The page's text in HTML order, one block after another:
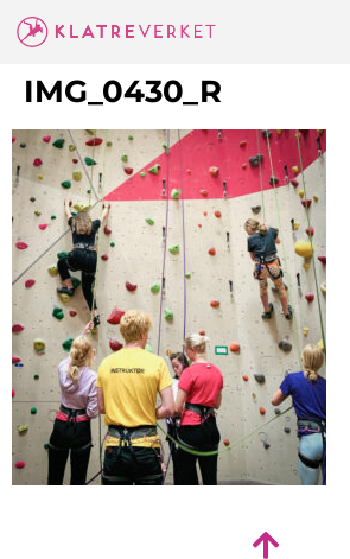
IMG_0430_R